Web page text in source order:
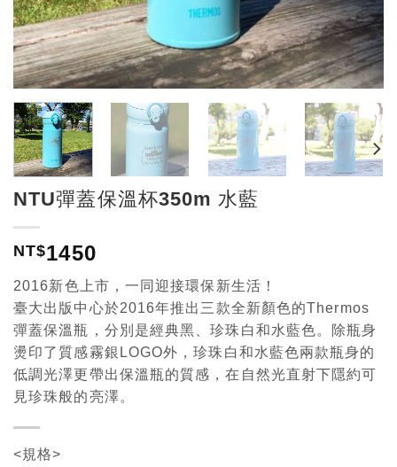
NTU彈蓋保溫杯350m 水藍
NT$1450
2016新色上市，一同迎接環保新生活！
臺大出版中心於2016年推出三款全新顏色的Thermos
彈蓋保溫瓶，分別是經典黑、珍珠白和水藍色。除瓶身
燙印了質感霧銀LOGO外，珍珠白和水藍色兩款瓶身的
低調光澤更帶出保溫瓶的質感，在自然光直射下隱約可
見珍珠般的亮澤。
<規格>